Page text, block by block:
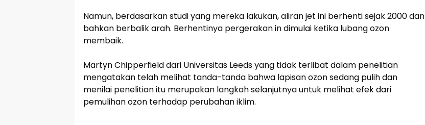
Namun, berdasarkan studi yang mereka lakukan, aliran jet ini berhenti sejak 2000 dan
bahkan berbalik arah. Berhentinya pergerakan in dimulai ketika lubang ozon
membaik.
Martyn Chipperfield dari Universitas Leeds yang tidak terlibat dalam penelitian
mengatakan telah melihat tanda-tanda bahwa lapisan ozon sedang pulih dan
menilai penelitian itu merupakan langkah selanjutnya untuk melihat efek dari
pemulihan ozon terhadap perubahan iklim.